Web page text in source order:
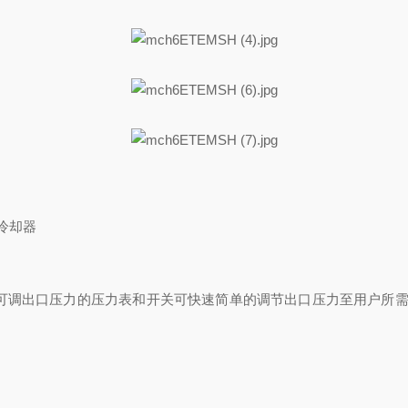
却器
出口压力的压力表和开关可快速简单的调节出口压力至用户所